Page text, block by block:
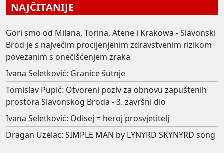
NAJČITANIJE
Gori smo od Milana, Torina, Atene i Krakowa - Slavonski
Brod je s najvećim procijenjenim zdravstvenim rizikom
povezanim s onečišćenjem zraka
Ivana Seletković: Granice šutnje
Tomislav Pupić: Otvoreni poziv za obnovu zapuštenih
prostora Slavonskog Broda - 3. završni dio
Ivana Seletković: Odisej = heroj prosvjetitelj
Dragan Uzelac: SIMPLE MAN by LYNYRD SKYNYRD song